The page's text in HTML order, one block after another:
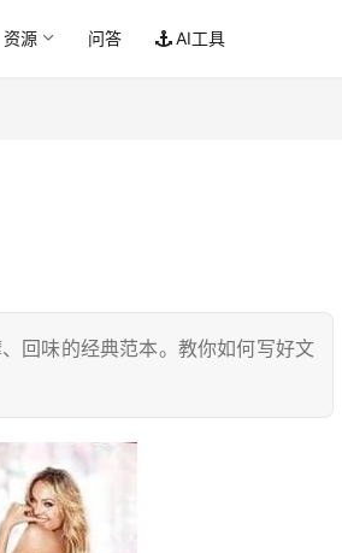
资源 问答 AI工具
回味的经典范本。教你如何写好文